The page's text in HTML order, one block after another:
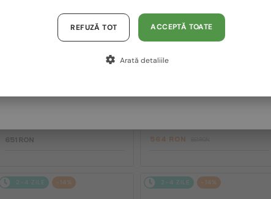
651 RON 564 RON
2-4 ZILE -14% 2-4 ZILE -14%
Austria / AT
Germania / DE
ACCEPTĂ TOATE
REFUZĂ TOT
Arată detaliile